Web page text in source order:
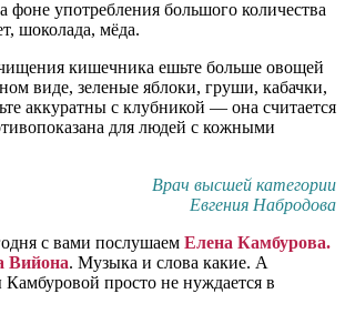
фоне употребления большого количества
шоколада, мёда.
кишечника ешьте больше овощей
виде, зеленые яблоки, груши, кабачки,
аккуратны с клубникой — она считается
для людей с кожными
Врач высшей категории
Евгения Набродова
с вами послушаем Елена Камбурова.
Вийона. Музыка и слова какие. А
просто не нуждается в